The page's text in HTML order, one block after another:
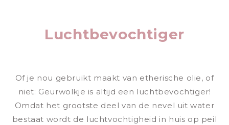
Luchtbevochtiger
Of je nou gebruikt maakt van etherische olie, of
niet: Geurwolkje is altijd een luchtbevochtiger!
Omdat het grootste deel van de nevel uit water
bestaat wordt de luchtvochtigheid in huis op peil